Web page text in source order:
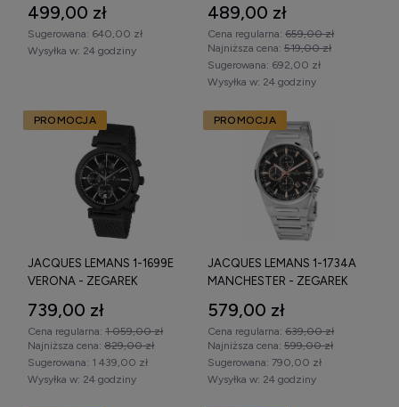
499,00 zł
Wysyłka w: 24 godziny
Sugerowana: 640,00 zł
489,00 zł
Cena regularna: 659,00 zł
Najniższa cena: 519,00 zł
Wysyłka w: 24 godziny
Sugerowana: 692,00 zł
JACQUES LEMANS 1-1699E
VERONA - ZEGAREK
739,00 zł
Cena regularna: 1 059,00 zł
Najniższa cena: 829,00 zł
Wysyłka w: 24 godziny
Sugerowana: 1 439,00 zł
PROMOCJA
JACQUES LEMANS 1-1734A
MANCHESTER - ZEGAREK
579,00 zł
Cena regularna: 639,00 zł
Najniższa cena: 599,00 zł
Wysyłka w: 24 godziny
Sugerowana: 790,00 zł
PROMOCJA